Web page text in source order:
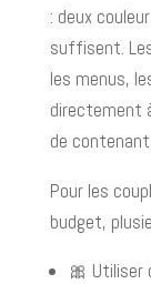
: deux
suffisent.
les menus,
directement
de
Pour les
budget,
🎀 Utiliser